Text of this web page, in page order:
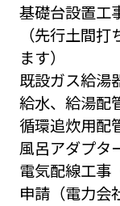
基礎台設置工
（先行土間
ます）
既設ガス給湯
給水、給湯配
循環追炊用配
風呂アダプタ
電気配線工事
申請（電力会